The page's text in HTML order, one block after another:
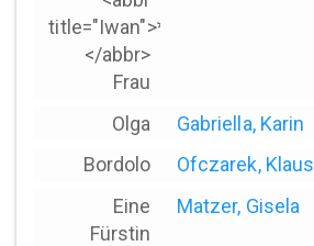
title="Iwan">*
</abbr>
Frau
Olga
Gabriella, Karin
Bordolo
Ofczarek, Klaus
Eine
Fürstin
Matzer, Gisela